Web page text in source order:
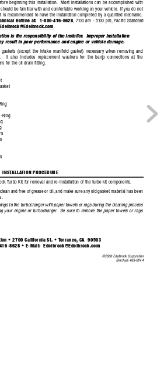
beginning this installation.
Most installations can be accomplished with
should be familiar with and comfortable working on your vehicle.
If you do not
it is recommended to have the installation completed by a qualified mechanic.
Hotline at: 1-800-416-8628 7:00 am - 5:00 pm,
Pacific Standard
Edelbrock@Edelbrock.com
is the responsibility of the installer.  Improper installation
result in poor performance and engine or vehicle damage.
(except the intake manifold gasket) necessary when removing and
It also includes replacement washers for the banjo connections at the
for the oil drain fitting.
Ring
Turbo Kit for removal and re-installation of the turbo kit components.
and free of grease or oil,
and make sure any old gasket material has been
to the turbocharger with paper towels or rags during the cleaning process
your engine or turbocharger. Be sure to remove the paper towels or rags
INSTALLATION PROCEDURE
• 2700 California St. • Torrance, CA  90503
8628 • E-Mail: Edelbrock@Edelbrock.com
©2006 Edelbrock Corporation
Brochure #63-0244